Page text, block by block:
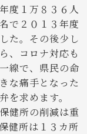
度１万８３６人
で２０１３年度
た。その後少し
、コロナ対応も
線で、県民の命
な痛手となった
を求めます。
健所の削減は重
健所は１３カ所